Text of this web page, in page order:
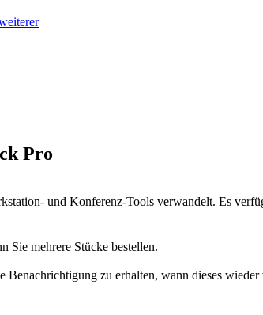
Pro
und Konferenz-Tools verwandelt. Es
Sie mehrere Stücke bestellen.
zu erhalten, wann dieses